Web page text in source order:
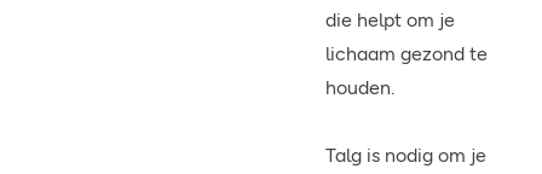
die helpt om je
lichaam gezond te
houden.
Talg is nodig om je